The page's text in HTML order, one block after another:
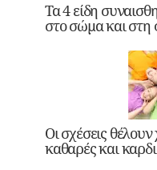
Τα 4 είδη
στο σώμα και στη
Οι σχέσεις
καθαρές και